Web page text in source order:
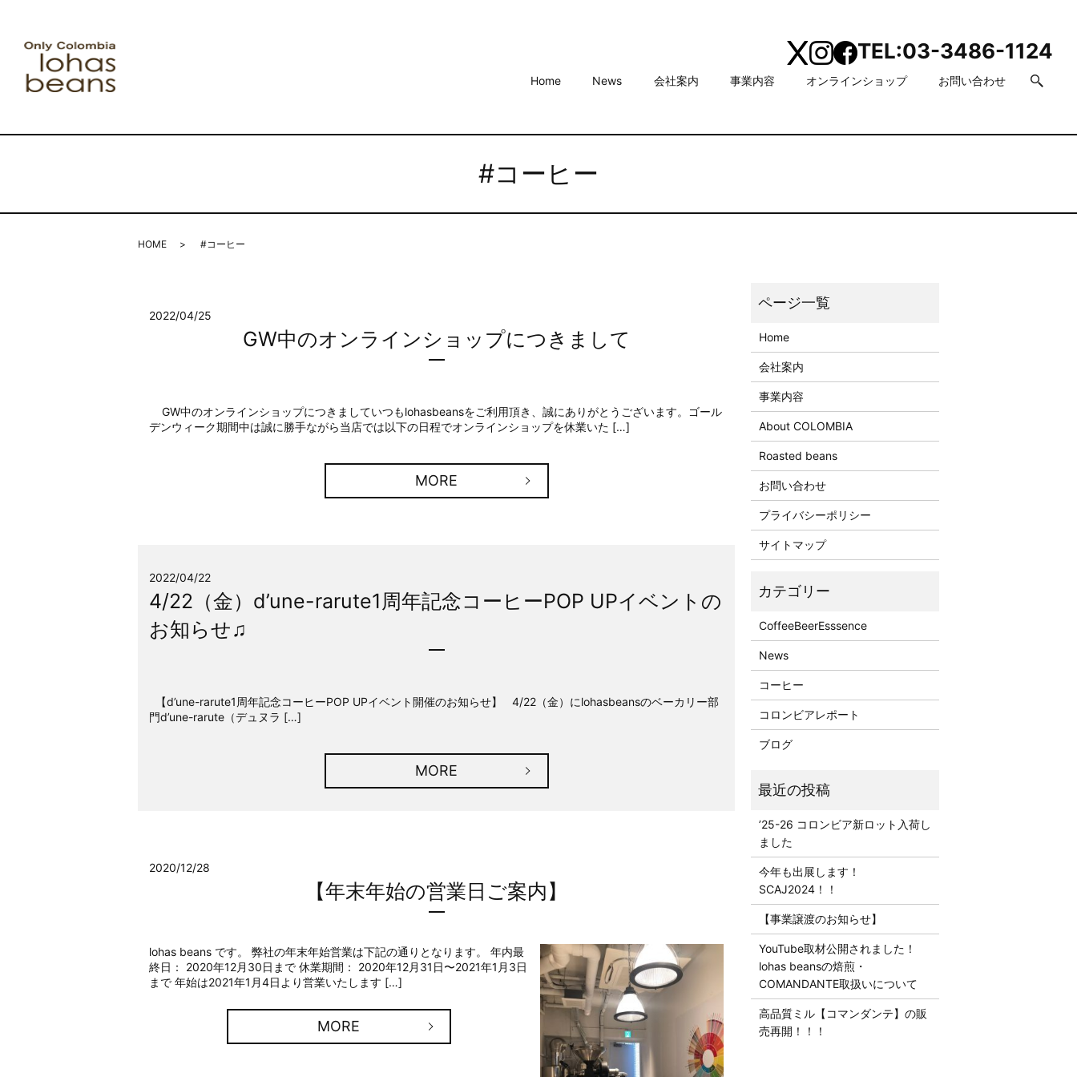
Home News 会社案内 事業内容 オンラインショップ お問い合わせ search
TEL:03-3486-1124
#コーヒー
HOME #コーヒー
2022/04/25
GW中のオンラインショップにつきまして
GW中のオンラインショップにつきましていつもlohasbeansをご利用頂き、誠にありがとうございます。ゴール
デンウィーク期間中は誠に勝手ながら当店では以下の日程でオンラインショップを休業いた […]
MORE
2022/04/22
4/22（金）d’une-rarute1周年記念コーヒーPOP UPイベントの
お知らせ♫
【d’une-rarute1周年記念コーヒーPOP UPイベント開催のお知らせ】 4/22（金）にlohasbeansのベーカリー部
門d’une-rarute（デュヌラ […]
MORE
2020/12/28
【年末年始の営業日ご案内】
lohas beans です。 弊社の年末年始営業は下記の通りとなります。 年内最
終日： 2020年12月30日まで 休業期間： 2020年12月31日〜2021年1月3日
まで 年始は2021年1月4日より営業いたします […]
MORE
Home
会社案内
事業内容
About COLOMBIA
Roasted beans
お問い合わせ
プライバシーポリシー
サイトマップ
CoffeeBeerEsssence
News
コーヒー
コロンビアレポート
ブログ
’25-26 コロンビア新ロット入荷し
ました
今年も出展します！
SCAJ2024！！
【事業譲渡のお知らせ】
YouTube取材公開されました！
lohas beansの焙煎・
COMANDANTE取扱いについて
高品質ミル【コマンダンテ】の販
売再開！！！